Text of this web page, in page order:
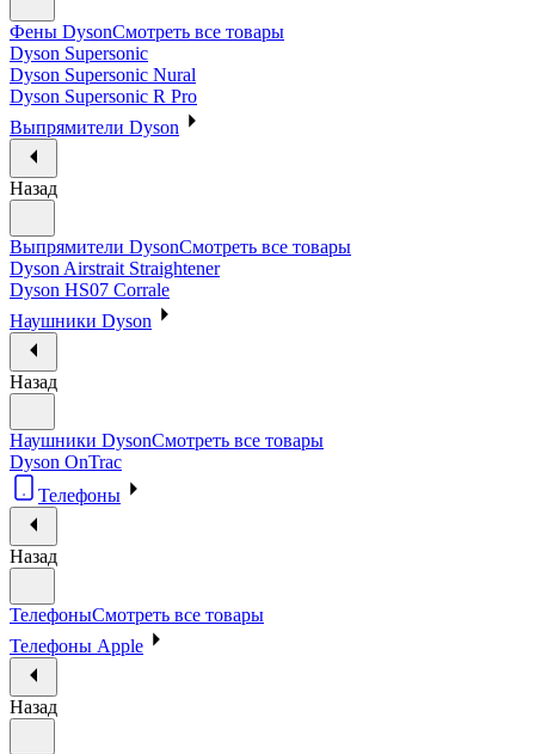
Фены DysonСмотреть все товары
Dyson Supersonic
Dyson Supersonic Nural
Dyson Supersonic R Pro
Выпрямители Dyson
Назад
Выпрямители DysonСмотреть все товары
Dyson Airstrait Straightener
Dyson HS07 Corrale
Наушники Dyson
Назад
Наушники DysonСмотреть все товары
Dyson OnTrac
Телефоны
Назад
ТелефоныСмотреть все товары
Телефоны Apple
Назад